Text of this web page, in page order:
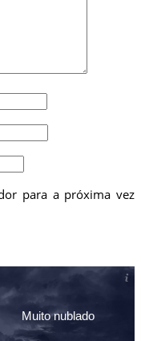
para a próxima vez
Muito nublado